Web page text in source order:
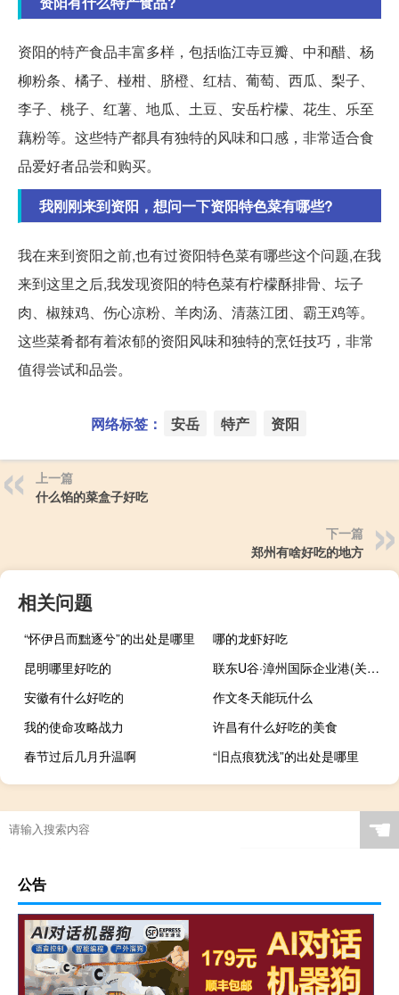
资阳的特产食品丰富多样，包括临江寺豆瓣、中和醋、杨
柳粉条、橘子、椪柑、脐橙、红桔、葡萄、西瓜、梨子、
李子、桃子、红薯、地瓜、土豆、安岳柠檬、花生、乐至
藕粉等。这些特产都具有独特的风味和口感，非常适合食
品爱好者品尝和购买。
我刚刚来到资阳，想问一下资阳特色菜有哪些?
我在来到资阳之前,也有过资阳特色菜有哪些这个问题,在我
来到这里之后,我发现资阳的特色菜有柠檬酥排骨、坛子
肉、椒辣鸡、伤心凉粉、羊肉汤、清蒸江团、霸王鸡等。
这些菜肴都有着浓郁的资阳风味和独特的烹饪技巧，非常
值得尝试和品尝。
网络标签： 安岳 特产 资阳
上一篇
什么馅的菜盒子好吃
下一篇
郑州有啥好吃的地方
相关问题
“怀伊吕而黜逐兮”的出处是哪里
哪的龙虾好吃
昆明哪里好吃的
联东U谷·漳州国际企业港(关于联东U谷·漳州国际企业港简述)
安徽有什么好吃的
作文冬天能玩什么
我的使命攻略战力
许昌有什么好吃的美食
春节过后几月升温啊
“旧点痕犹浅”的出处是哪里
☚
公告